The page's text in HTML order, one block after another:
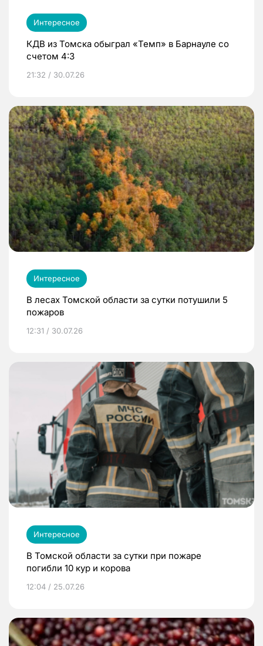
Интересное
КДВ из Томска обыграл «Темп» в Барнауле со
счетом 4:3
21:32 / 30.07.26
Интересное
В лесах Томской области за сутки потушили 5
пожаров
12:31 / 30.07.26
Интересное
В Томской области за сутки при пожаре
погибли 10 кур и корова
12:04 / 25.07.26